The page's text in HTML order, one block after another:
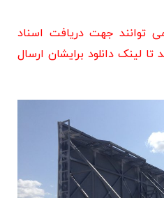
توانند جهت دریافت اسناد
تا لینک دانلود برایشان ارسال